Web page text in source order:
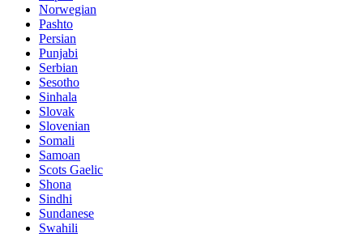
Norwegian
Pashto
Persian
Punjabi
Serbian
Sesotho
Sinhala
Slovak
Slovenian
Somali
Samoan
Scots Gaelic
Shona
Sindhi
Sundanese
Swahili